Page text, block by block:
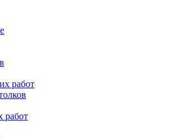
работ
работ